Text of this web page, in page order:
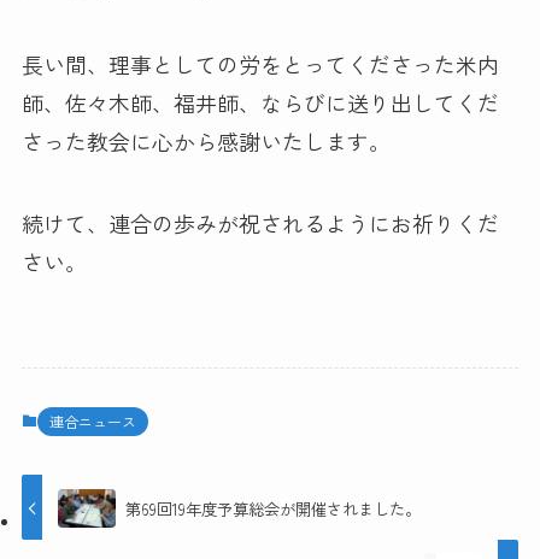
長い間、理事としての労をとってくださった米内
師、佐々木師、福井師、ならびに送り出してくだ
さった教会に心から感謝いたします。
続けて、連合の歩みが祝されるようにお祈りくだ
さい。
連合ニュース
第69回19年度予算総会が開催されました。